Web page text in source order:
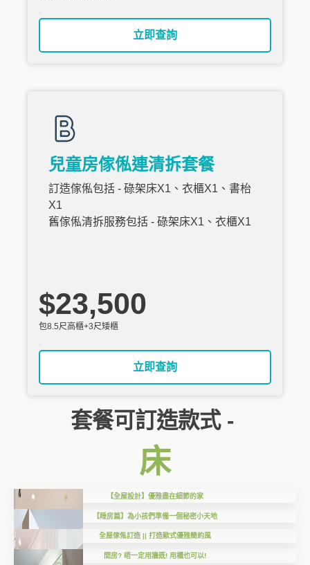
立即查詢
兒童房傢俬連清拆套餐
訂造傢俬包括 - 碌架床X1、衣櫃X1、書枱
X1
舊傢俬清拆服務包括 - 碌架床X1、衣櫃X1
$23,500
包8.5尺高櫃+3尺矮櫃
立即查詢
套餐可訂造款式 -
床
【全屋設計】優雅盡在細節的家
【睡房篇】為小孩們準備一個秘密小天地
全屋傢俬訂造 || 打造歐式優雅簡約風
間房? 唔一定用牆既! 用櫃也可以!